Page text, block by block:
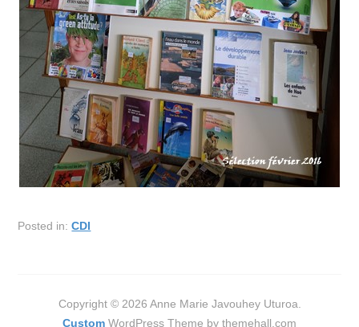
Posted in:CDI
Copyright © 2026 Anne Marie Javouhey Uturoa.
Custom WordPress Theme by themehall.com